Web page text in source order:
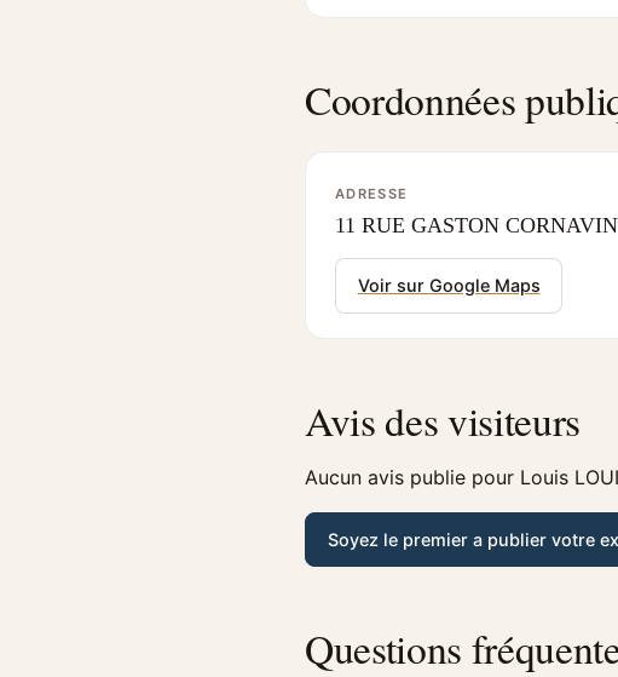
Coordonnées
ADRESSE
11 RUE GASTON
Voir sur Google Maps
Avis des visiteurs
Aucun avis publie pour Louis
Soyez le premier a publier votre
Questions